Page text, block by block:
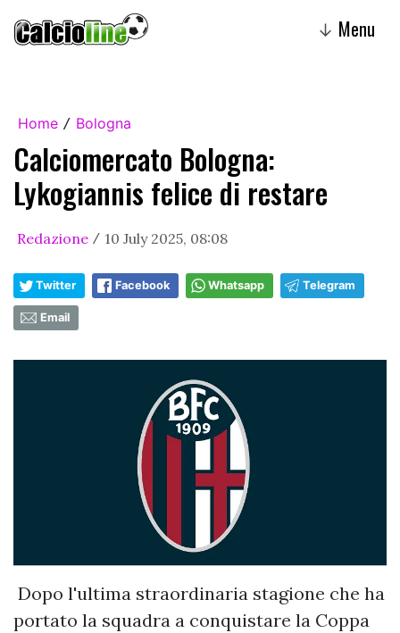
↓ Menu
Home / Bologna
Calciomercato Bologna:
Lykogiannis felice di restare
Redazione / 10 July 2025, 08:08
Twitter Facebook Whatsapp Telegram
Email
Dopo l'ultima straordinaria stagione che ha
portato la squadra a conquistare la Coppa